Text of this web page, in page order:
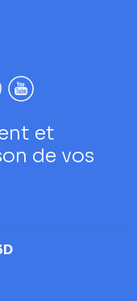
et
de vos